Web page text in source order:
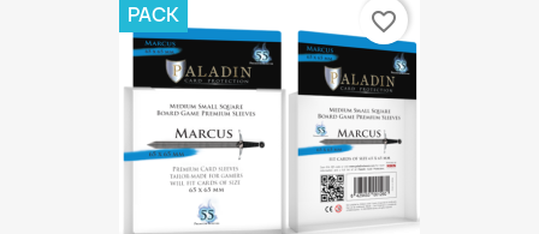
PACK favorite_border